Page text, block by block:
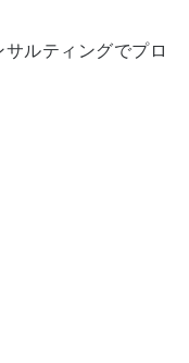
ルティングでプロ